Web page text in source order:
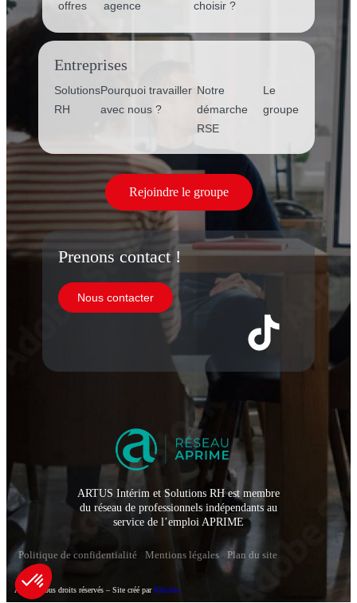
offres
agence
choisir ?
Entreprises
Solutions
RH
Pourquoi travailler
avec nous ?
Notre
démarche
RSE
Le
groupe
Rejoindre le groupe
Prenons contact !
Nous contacter
ARTUS Intérim et Solutions RH est membre
du réseau de professionnels indépendants au
service de l’emploi APRIME
Politique de confidentialité Mentions légales Plan du site
Artus – Tous droits réservés – Site créé parKelcible